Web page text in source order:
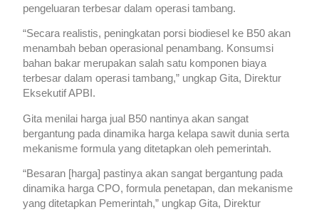
pengeluaran terbesar dalam operasi tambang.
“Secara realistis, peningkatan porsi biodiesel ke B50 akan
menambah beban operasional penambang. Konsumsi
bahan bakar merupakan salah satu komponen biaya
terbesar dalam operasi tambang,” ungkap Gita, Direktur
Eksekutif APBI.
Gita menilai harga jual B50 nantinya akan sangat
bergantung pada dinamika harga kelapa sawit dunia serta
mekanisme formula yang ditetapkan oleh pemerintah.
“Besaran [harga] pastinya akan sangat bergantung pada
dinamika harga CPO, formula penetapan, dan mekanisme
yang ditetapkan Pemerintah,” ungkap Gita, Direktur